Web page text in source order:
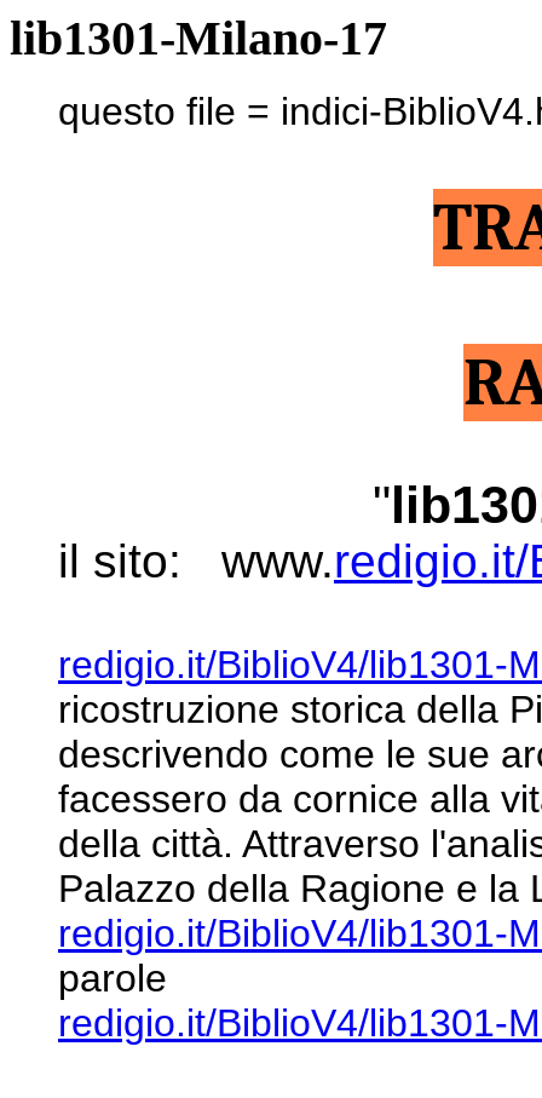
lib1301-Milano-17
questo file = indici-
"
il sito: www.
redigio.it/BiblioV4/lib1301-
ricostruzione storica della
descrivendo come le sue
facessero da cornice alla
della città. Attraverso
Palazzo della Ragione e la
redigio.it/BiblioV4/lib1301-
parole
redigio.it/BiblioV4/lib1301-